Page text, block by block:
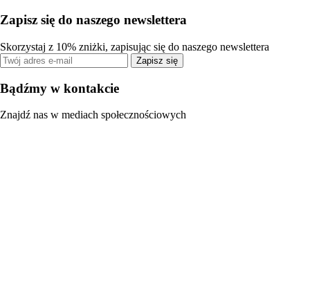
Zapisz się do naszego newslettera
Skorzystaj z 10% zniżki, zapisując się do naszego newslettera
Zapisz się
Bądźmy w kontakcie
Znajdź nas w mediach społecznościowych